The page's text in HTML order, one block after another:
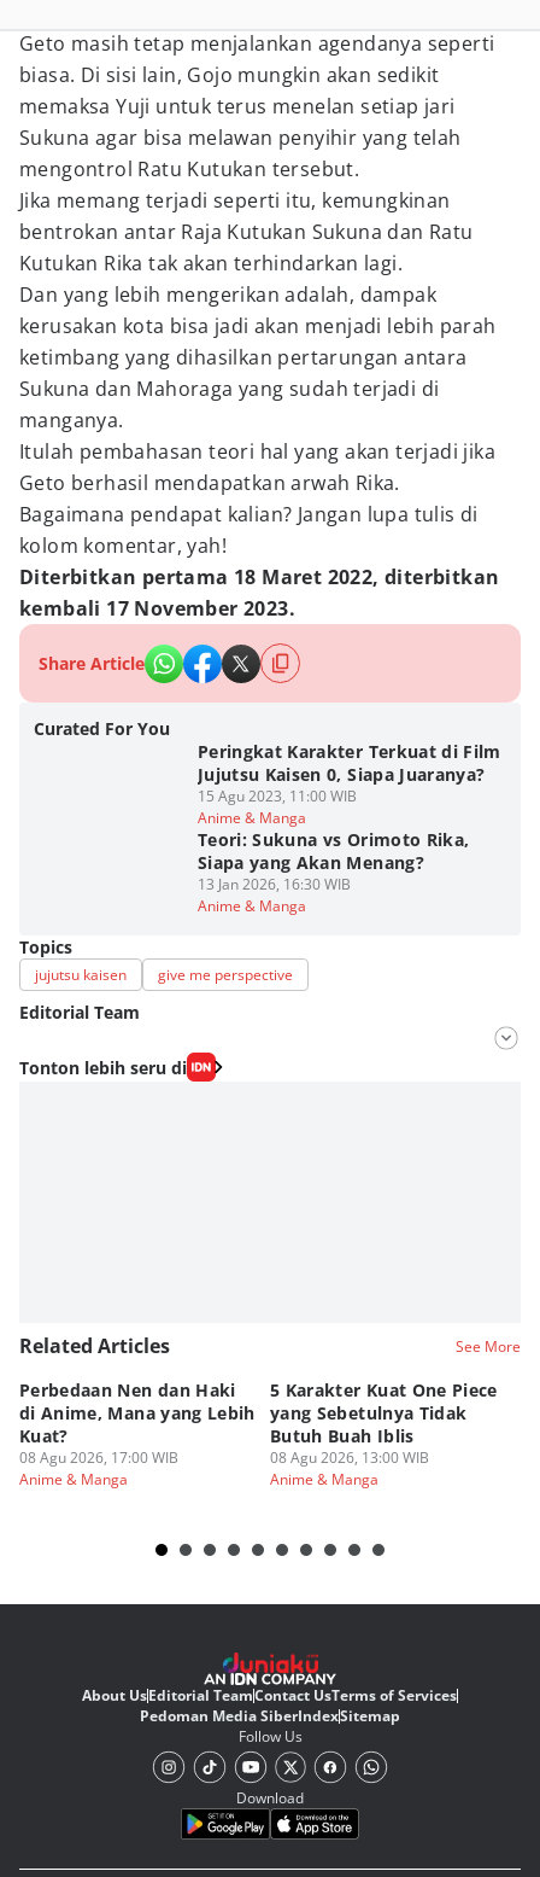
Geto masih tetap menjalankan agendanya seperti
biasa. Di sisi lain, Gojo mungkin akan sedikit
memaksa Yuji untuk terus menelan setiap jari
Sukuna agar bisa melawan penyihir yang telah
mengontrol Ratu Kutukan tersebut.
Jika memang terjadi seperti itu, kemungkinan
bentrokan antar Raja Kutukan Sukuna dan Ratu
Kutukan Rika tak akan terhindarkan lagi.
Dan yang lebih mengerikan adalah, dampak
kerusakan kota bisa jadi akan menjadi lebih parah
ketimbang yang dihasilkan pertarungan antara
Sukuna dan Mahoraga yang sudah terjadi di
manganya.
Itulah pembahasan teori hal yang akan terjadi jika
Geto berhasil mendapatkan arwah Rika.
Bagaimana pendapat kalian? Jangan lupa tulis di
kolom komentar, yah!
Diterbitkan pertama 18 Maret 2022, diterbitkan
kembali 17 November 2023.
Share Article
Curated For You
Peringkat Karakter Terkuat di Film
Jujutsu Kaisen 0, Siapa Juaranya?
15 Agu 2023, 11:00 WIB
Anime & Manga
Teori: Sukuna vs Orimoto Rika,
Siapa yang Akan Menang?
13 Jan 2026, 16:30 WIB
Anime & Manga
Topics
jujutsu kaisen give me perspective
Editorial Team
Editor
Fahrul Razi Uni Nurullah
Tonton lebih seru di
Related Articles See More
Perbedaan Nen dan Haki
di Anime, Mana yang Lebih
Kuat?
08 Agu 2026, 17:00 WIB
Anime & Manga
5 Karakter Kuat One Piece
yang Sebetulnya Tidak
Butuh Buah Iblis
08 Agu 2026, 13:00 WIB
Anime & Manga
About UsEditorial TeamContact UsTerms of Services
Pedoman Media SiberIndexSitemap
Follow Us
Download